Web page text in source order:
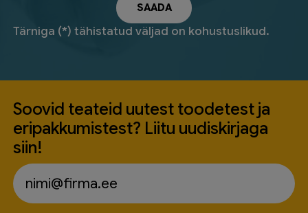
Tärniga (*) tähistatud väljad on kohustuslikud.
Soovid teateid uutest toodetest ja
eripakkumistest? Liitu uudiskirjaga
siin!